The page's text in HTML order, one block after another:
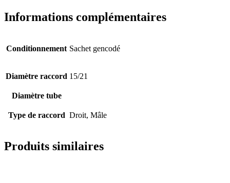
Informations complémentaires
Conditionnement Sachet gencodé
Diamètre raccord 15/21
Diamètre tube
Type de raccord Droit, Mâle
Produits similaires